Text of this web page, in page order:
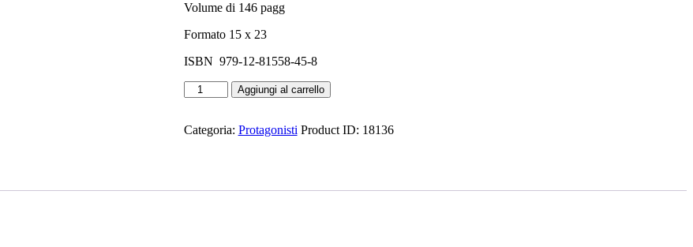
Volume di 146 pagg
Formato 15 x 23
ISBN 979-12-81558-45-8
Voci
Gaza
Aggiungi al carrello
Categoria: Protagonisti Product ID: 18136